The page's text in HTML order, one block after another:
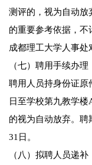
测评的，视为自动放
的重要参考依据，不
成都理工大学人事处
（七）聘用手续办理
聘用人员持身份证原
日至学校第九教学
的视为自动放弃。聘
31日。
（八）拟聘人员递补